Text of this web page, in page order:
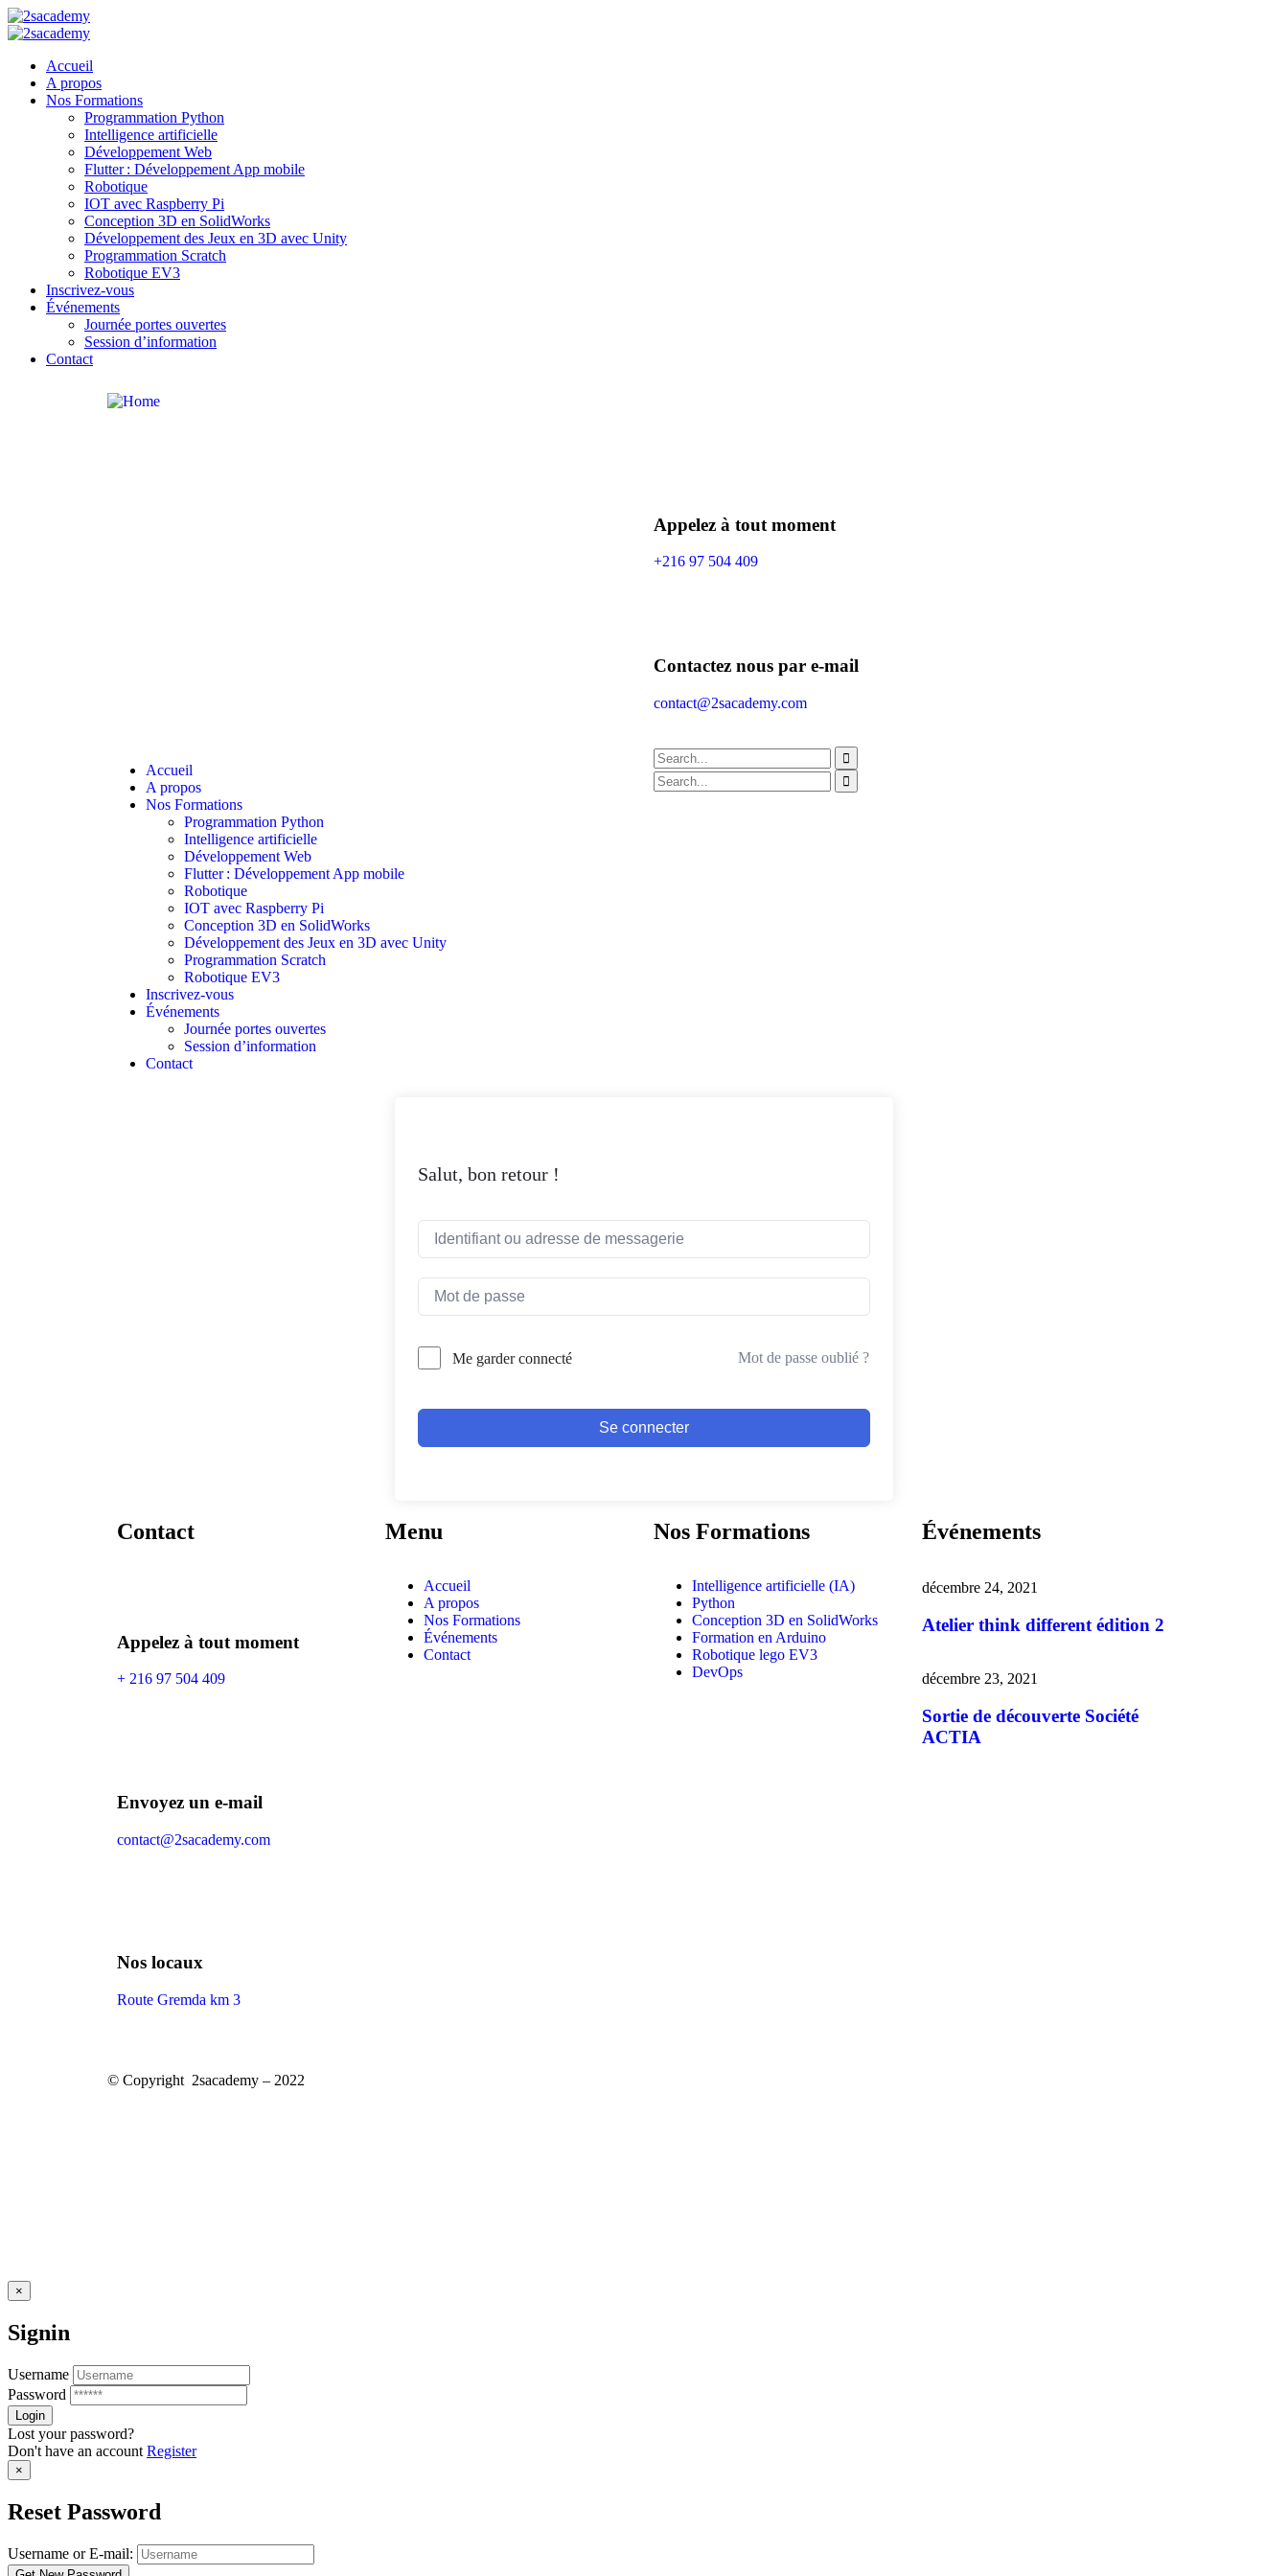
Accueil
A propos
Nos Formations
Programmation Python
Intelligence artificielle
Développement Web
Flutter : Développement App mobile
Robotique
IOT avec Raspberry Pi
Conception 3D en SolidWorks
Développement des Jeux en 3D avec Unity
Programmation Scratch
Robotique EV3
Inscrivez-vous
Événements
Journée portes ouvertes
Session d’information
Contact
Appelez à tout moment
+216 97 504 409
Contactez nous par e-mail
contact@2sacademy.com
Accueil
A propos
Nos Formations
Programmation Python
Intelligence artificielle
Développement Web
Flutter : Développement App mobile
Robotique
IOT avec Raspberry Pi
Conception 3D en SolidWorks
Développement des Jeux en 3D avec Unity
Programmation Scratch
Robotique EV3
Inscrivez-vous
Événements
Journée portes ouvertes
Session d’information
Contact
Salut, bon retour !
Me garder connecté Mot de passe oublié ?
Se connecter
Contact
Appelez à tout moment
+ 216 97 504 409
Envoyez un e-mail
contact@2sacademy.com
Nos locaux
Route Gremda km 3
Menu
Accueil
A propos
Nos Formations
Événements
Contact
Nos Formations
Intelligence artificielle (IA)
Python
Conception 3D en SolidWorks
Formation en Arduino
Robotique lego EV3
DevOps
Événements
décembre 24, 2021
Atelier think different édition 2
décembre 23, 2021
Sortie de découverte Société
ACTIA
© Copyright 2sacademy – 2022
×
Signin
Username
Password
Lost your password?
Don't have an account Register
×
Reset Password
Username or E-mail: